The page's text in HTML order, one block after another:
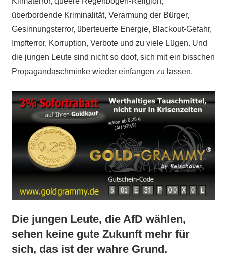
überbordende Kriminalität, Verarmung der Bürger,
Gesinnungsterror, überteuerte Energie, Blackout-Gefahr,
Impfterror, Korruption, Verbote und zu viele Lügen. Und
die jungen Leute sind nicht so doof, sich mit ein bisschen
Propagandaschminke wieder einfangen zu lassen.
Die jungen Leute, die AfD wählen,
sehen keine gute Zukunft mehr für
sich, das ist der wahre Grund.